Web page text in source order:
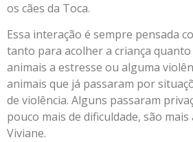
os cães da Toca.
Essa interação é sempre pensada
tanto para acolher a criança
animais a estresse ou alguma
animais que já passaram por
de violência. Alguns passaram
pouco mais de dificuldade, são
Viviane.